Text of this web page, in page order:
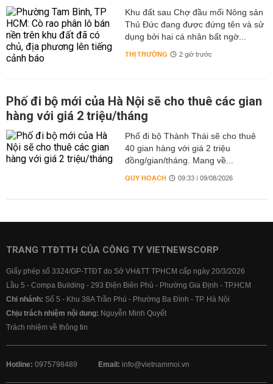
Khu đất sau Chợ đầu mối Nông sản
Thủ Đức đang được đứng tên và sử
dụng bởi hai cá nhân bất ngờ...
THỊ TRƯỜNG 2 giờ trước
Phố đi bộ mới của Hà Nội sẽ cho thuê các gian
hàng với giá 2 triệu/tháng
Phố đi bộ Thành Thái sẽ cho thuê
40 gian hàng với giá 2 triệu
đồng/gian/tháng. Mang về...
QUY HOẠCH 09:33 | 09/08/2026
TRANG TTĐTTH CỦA CÔNG TY VIETNEWSCORP
Giấy phép số 3324/GP-TTĐT do Sở VH&TT TPHCM cấp ngày 20/3/2026
Lầu 5 - Compa Building - 293 Điện Biên Phủ - Phường Gia Định - TP.HCM
Chi nhánh: Số 5 - Khu 38A Trần Phú - Phường Ba Đình - TP. Hà Nội
Chịu trách nhiệm nội dung: Nguyễn Minh Quyết
Trách nhiệm về thông tin
Hotline: 0975798489 Email: info@vietnammoi.vn